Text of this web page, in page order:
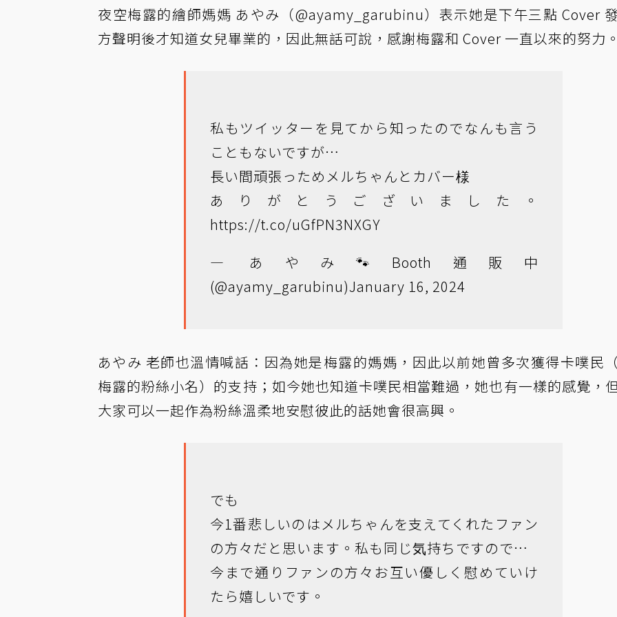
夜空梅露的繪師媽媽 あやみ（@ayamy_garubinu）表示她是下午三點 Cover
方聲明後才知道女兒畢業的，因此無話可說，感謝梅露和 Cover 一直以來的努力。
私もツイッターを見てから知ったのでなんも言う
こともないですが…
長い間頑張っためメルちゃんとカバー様
ありがとうございました。
https://t.co/uGfPN3NXGY
— あやみ🐾Booth通販中
(@ayamy_garubinu)January 16, 2024
あやみ 老師也溫情喊話：因為她是梅露的媽媽，因此以前她曾多次獲得卡噗民
梅露的粉絲小名）的支持；如今她也知道卡噗民相當難過，她也有一樣的感覺，
大家可以一起作為粉絲溫柔地安慰彼此的話她會很高興。
でも
今1番悲しいのはメルちゃんを支えてくれたファン
の方々だと思います。私も同じ気持ちですので…
今まで通りファンの方々お互い優しく慰めていけ
たら嬉しいです。